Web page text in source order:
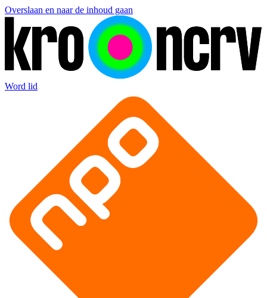
Overslaan en naar de inhoud gaan
Word lid